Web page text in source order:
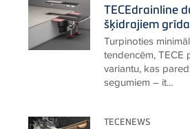
TECEdrainline
šķidrajiem
Turpinoties
tendencēm, TECE
variantu, kas
segumiem – it...
TECENEWS